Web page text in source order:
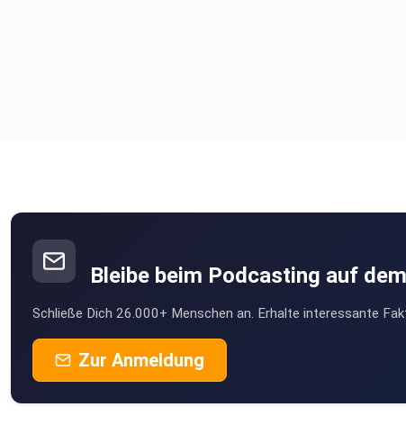
Bleibe beim Podcasting auf
Schließe Dich 26.000+ Menschen an. Erhalte interessante
Zur Anmeldung